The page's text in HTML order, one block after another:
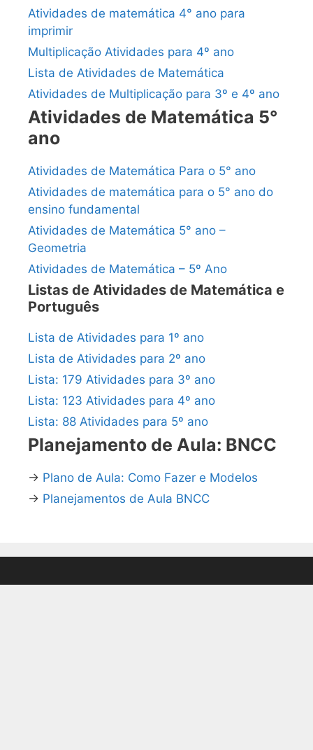
Atividades de matemática 4° ano para
imprimir
Multiplicação Atividades para 4º ano
Lista de Atividades de Matemática
Atividades de Multiplicação para 3º e 4º ano
Atividades de Matemática 5°
ano
Atividades de Matemática Para o 5° ano
Atividades de matemática para o 5° ano do
ensino fundamental
Atividades de Matemática 5° ano –
Geometria
Atividades de Matemática – 5º Ano
Listas de Atividades de Matemática e
Português
Lista de Atividades para 1º ano
Lista de Atividades para 2º ano
Lista: 179 Atividades para 3º ano
Lista: 123 Atividades para 4º ano
Lista: 88 Atividades para 5º ano
Planejamento de Aula: BNCC
→ Plano de Aula: Como Fazer e Modelos
→ Planejamentos de Aula BNCC